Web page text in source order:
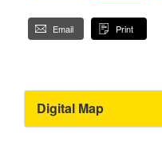
Email Print
Digital Map